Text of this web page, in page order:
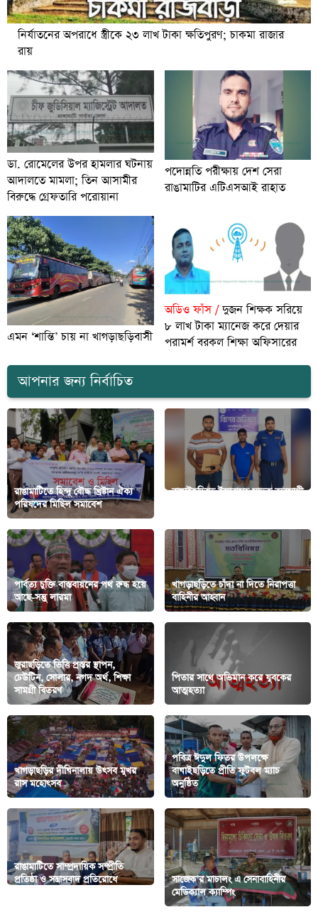
নির্যাতনের অপরাধে স্ত্রীকে ২৩ লাখ টাকা ক্ষতিপুরণ; চাকমা রাজার
রায়
ডা. রোমেলের উপর হামলার ঘটনায়
আদালতে মামলা; তিন আসামীর
বিরুদ্ধে গ্রেফতারি পরোয়ানা
পদোন্নতি পরীক্ষায় দেশ সেরা
রাঙামাটির এটিএসআই রাহাত
এমন ‘শান্তি’ চায় না খাগড়াছড়িবাসী
অডিও ফাঁস /দুজন শিক্ষক সরিয়ে
৮ লাখ টাকা ম্যানেজ করে দেয়ার
পরামর্শ বরকল শিক্ষা অফিসারের
আপনার জন্য নির্বাচিত
রাঙামাটিতে হিন্দু বৌদ্ধ খ্রিষ্টান ঐক্য
পরিষদের মিছিল সমাবেশ
বাঘাইছড়িতে ইয়াবাসহ মাদক ব্যবসায়ী
পার্বত্য চুক্তি বাস্তবায়নের পথ রুদ্ধ হয়ে
আছে-সন্তুু লারমা
খাগড়াছড়িতে চাঁদা না দিতে নিরাপত্তা
বাহিনীর আহ্বান
জুরাছড়িতে ভিত্তি প্রস্তর স্থাপন,
ঢেউটিন, সোলার, নগদ অর্থ, শিক্ষা
সামগ্রী বিতরণ
পিতার সাথে অভিমান করে যুবকের
আত্মহত্যা
খাগড়াছড়ির দীঘিনালায় উৎসব মুখর
রাস মহোৎসব
পবিত্র ঈদুল ফিতর উপলক্ষে
বাঘাইছড়িতে প্রীতি ফুটবল ম্যাচ
অনুষ্ঠিত
রাঙামাটিতে সাম্প্রদায়িক সম্প্রীতি
প্রতিষ্ঠা ও সন্ত্রাসবাদ প্রতিরোধে
সাজেক’র মাচালং এ সেনাবাহিনীর
মেডিক্যাল ক্যাম্পিং